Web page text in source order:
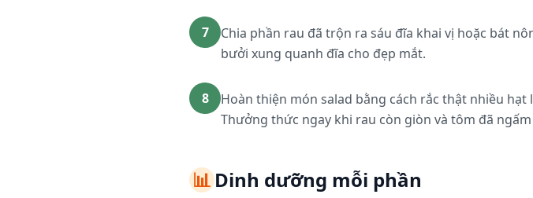
7
Chia phần rau đã trộn ra sáu đĩa khai vị hoặc bát
bưởi xung quanh đĩa cho đẹp mắt.
8
Hoàn thiện món salad bằng cách rắc thật nhiều
Thưởng thức ngay khi rau còn giòn và tôm đã ngấm
📊Dinh dưỡng mỗi phần